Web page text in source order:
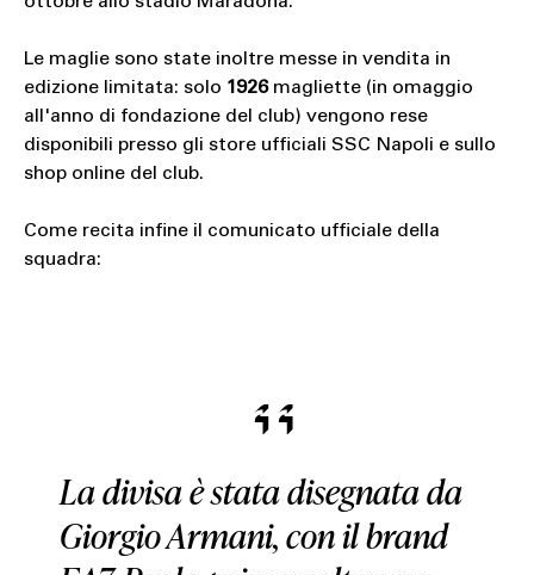
Le maglie sono state inoltre messe in vendita in
edizione limitata: solo 1926magliette (in omaggio
all'anno di fondazione del club) vengono rese
disponibili presso gli store ufficiali SSC Napoli e sullo
shop online del club.
Come recita infine il comunicato ufficiale della
squadra:
La divisa è stata disegnata da
Giorgio Armani, con il brand